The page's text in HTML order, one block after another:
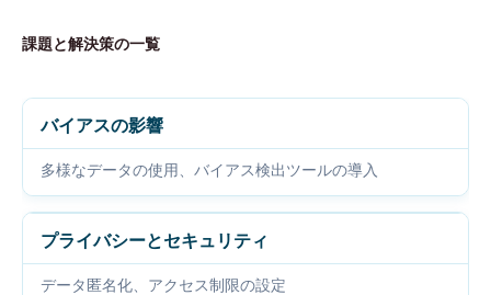
課題と解決策の一覧
バイアスの影響
多様なデータの使用、バイアス検出ツールの導入
プライバシーとセキュリティ
データ匿名化、アクセス制限の設定